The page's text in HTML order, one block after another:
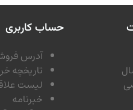
حساب کاربری
آدرس
تاریخچه
لیست
خبرنامه